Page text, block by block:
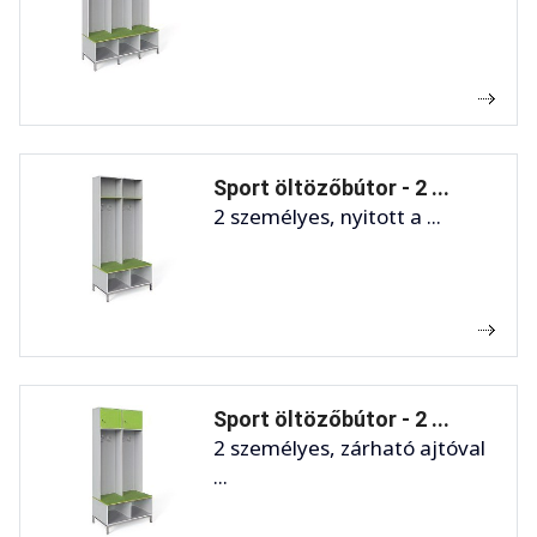
Sport öltözőbútor - 2 ...
2 személyes, nyitott a ...
Sport öltözőbútor - 2 ...
2 személyes, zárható ajtóval
...